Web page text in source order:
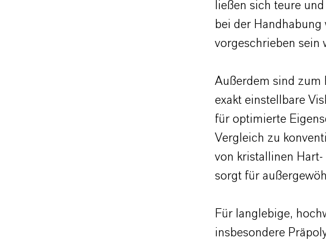
ließen sich teure
bei der
vorgeschrieben sein
Außerdem sind zum
exakt einstellbare
für optimierte
Vergleich zu
von kristallinen
sorgt für
Für langlebige,
insbesondere